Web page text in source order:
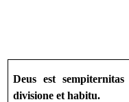
Deus est
divisione et habitu.